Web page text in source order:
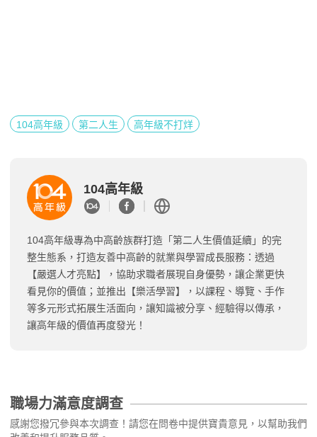
104高年級 第二人生 高年級不打烊
104高年級
104高年級專為中高齡族群打造「第二人生價值延續」的完
整生態系，打造友善中高齡的就業與學習成長服務：透過
【嚴選人才亮點】，協助求職者展現自身優勢，讓企業更快
看見你的價值；並推出【樂活學習】，以課程、導覽、手作
等多元形式拓展生活面向，讓知識被分享、經驗得以傳承，
讓高年級的價值再度發光！
職場力滿意度調查
感謝您撥冗參與本次調查！請您在問卷中提供寶貴意見，以幫助我們